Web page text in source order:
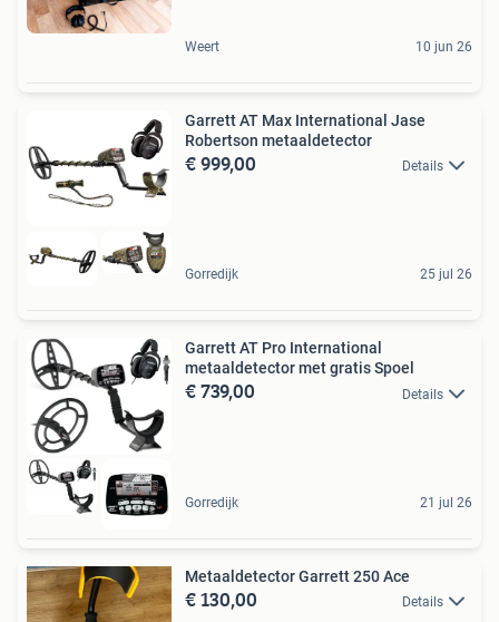
Weert 10 jun 26
Garrett AT Max International Jase
Robertson metaaldetector
€ 999,00 Details
Gorredijk 25 jul 26
Garrett AT Pro International
metaaldetector met gratis Spoel
€ 739,00 Details
Gorredijk 21 jul 26
Metaaldetector Garrett 250 Ace
€ 130,00 Details